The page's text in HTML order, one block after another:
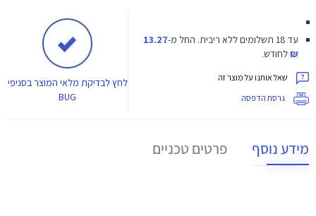
עד 18 תשלומים ללא ריבית. החל מ-13.27
₪לחודש.
שאל אותנו על מוצר זה
גרסת הדפסה
לחץלבדיקת מלאי המוצר בסניפי
BUG
מידע נוסף פרטים טכניים